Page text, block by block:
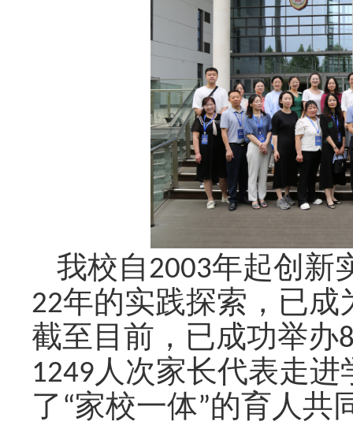
我校自 2003年起创新
22年的实践探索，已成
截至目前，已成功举办
1249人次家长代表走进
了 “家校一体”的育人共